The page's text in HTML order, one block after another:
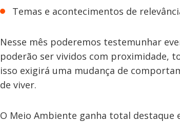
Temas e acontecimentos de
Nesse mês poderemos testemunhar
poderão ser vividos com proximidade,
isso exigirá uma mudança de
de viver.
O Meio Ambiente ganha total destaque